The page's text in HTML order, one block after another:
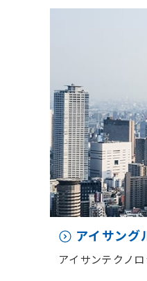
アイサング
アイサンテクノ